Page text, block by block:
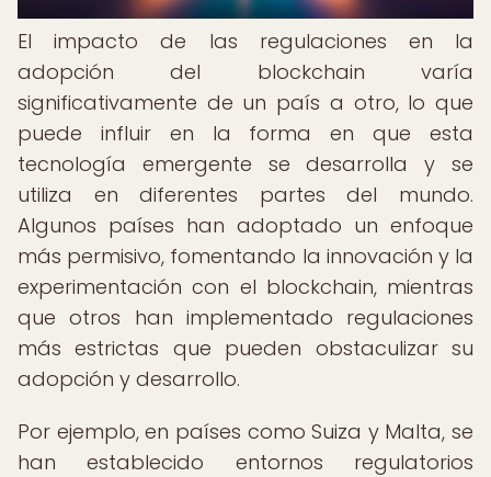
El impacto de las regulaciones en la
adopción del blockchain varía
significativamente de un país a otro, lo que
puede influir en la forma en que esta
tecnología emergente se desarrolla y se
utiliza en diferentes partes del mundo.
Algunos países han adoptado un enfoque
más permisivo, fomentando la innovación y la
experimentación con el blockchain, mientras
que otros han implementado regulaciones
más estrictas que pueden obstaculizar su
adopción y desarrollo.
Por ejemplo, en países como Suiza y Malta, se
han establecido entornos regulatorios